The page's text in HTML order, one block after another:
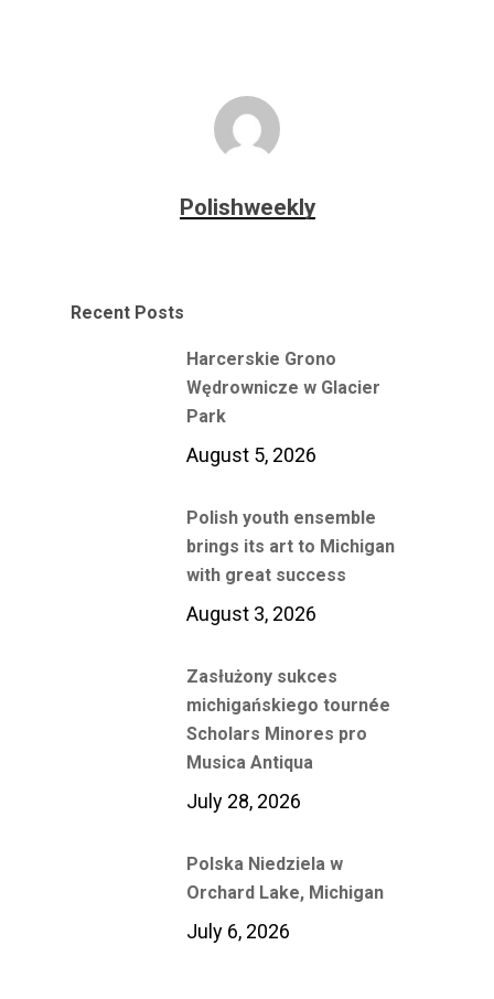
Polishweekly
Recent Posts
Harcerskie Grono
Wędrownicze w Glacier
Park
August 5, 2026
Polish youth ensemble
brings its art to Michigan
with great success
August 3, 2026
Zasłużony sukces
michigańskiego tournée
Scholars Minores pro
Musica Antiqua
July 28, 2026
Polska Niedziela w
Orchard Lake, Michigan
July 6, 2026